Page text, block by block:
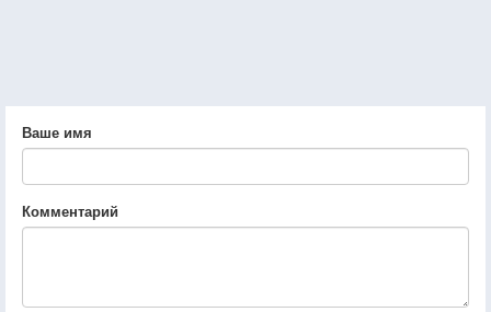
Ваше имя
Комментарий